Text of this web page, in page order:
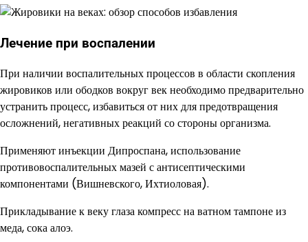
Лечение при воспалении
При наличии воспалительных процессов в области скопления
жировиков или ободков вокруг век необходимо предварительно
устранить процесс, избавиться от них для предотвращения
осложнений, негативных реакций со стороны организма.
Применяют инъекции Дипроспана, использование
противовоспалительных мазей с антисептическими
компонентами (Вишневского, Ихтиоловая).
Прикладывание к веку глаза компресс на ватном тампоне из
меда, сока алоэ.